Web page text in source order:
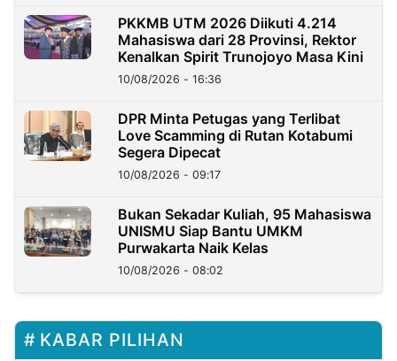
PKKMB UTM 2026 Diikuti 4.214
Mahasiswa dari 28 Provinsi, Rektor
Kenalkan Spirit Trunojoyo Masa Kini
10/08/2026 - 16:36
DPR Minta Petugas yang Terlibat
Love Scamming di Rutan Kotabumi
Segera Dipecat
10/08/2026 - 09:17
Bukan Sekadar Kuliah, 95 Mahasiswa
UNISMU Siap Bantu UMKM
Purwakarta Naik Kelas
10/08/2026 - 08:02
KABAR PILIHAN